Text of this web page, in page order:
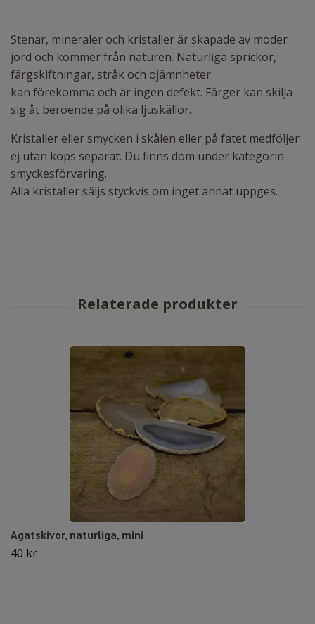
Stenar, mineraler och kristaller är skapade av moder
jord och kommer från naturen. Naturliga sprickor,
färgskiftningar, stråk och ojämnheter
kan förekomma och är ingen defekt. Färger kan skilja
sig åt beroende på olika ljuskällor.
Kristaller eller smycken i skålen eller på fatet medföljer
ej utan köps separat. Du finns dom under kategorin
smyckesförvaring.
Alla kristaller säljs styckvis om inget annat uppges.
Agatskivor, naturliga, mini
40 kr